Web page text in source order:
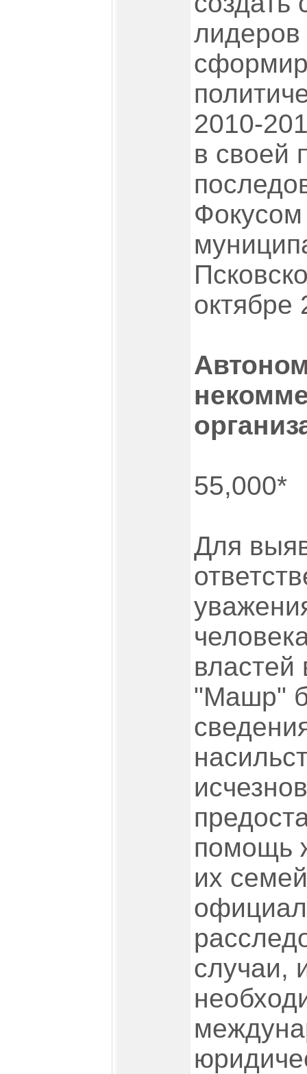
лидеров
2010-
в своей
Фокусом
октябре
55,000*
Для
властей
"Машр"
помощь
их
случаи,